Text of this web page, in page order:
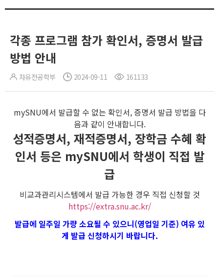
각종 프로그램 참가 확인서, 증명서 발급
방법 안내
자유전공학부 2024-09-11 161133
mySNU에서 발급할 수 없는 확인서, 증명서 발급 방법을 다
음과 같이 안내합니다.
성적증명서, 재적증명서, 장학금 수혜 확
인서 등은 mySNU에서 학생이 직접 발
급
비교과관리시스템에서 발급 가능한 경우 직접 신청할 것
https://extra.snu.ac.kr/
발급에 일주일 가량 소요될 수 있으니(영업일 기준) 여유 있
게 발급 신청하시기 바랍니다.